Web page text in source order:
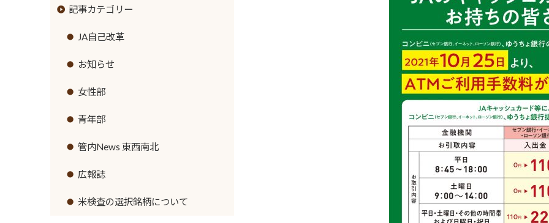
情報開示
事業内容
支店･店舗･ATM一覧
ご利用にあたって
セキュリティ基本方針
新規職員採用募集
リンク集
麦
大豆
牛
豚
鶏
ナス
セロリ
イチゴ
JAバンクのご案内
ローンのご案内
各種手数料
金利情報
お取引ごとの定型約款
JA共済のご案内
緊急のご連絡
直売所のご案内
営農資材
生活資材
高齢者福祉サービス
営業時間とご利用料金
農機具レンタル事業のご案内
記事カテゴリー
JA自己改革
お知らせ
女性部
青年部
管内News 東西南北
広報誌
米検査の選択銘柄について